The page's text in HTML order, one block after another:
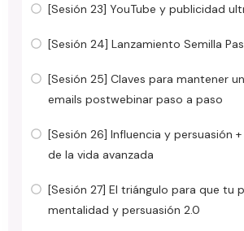
[Sesión 23] YouTube y publicidad
[Sesión 24] Lanzamiento Semilla
[Sesión 25] Claves para mantener
emails postwebinar paso a paso
[Sesión 26] Influencia y persuasión
de la vida avanzada
[Sesión 27] El triángulo para que tu
mentalidad y persuasión 2.0